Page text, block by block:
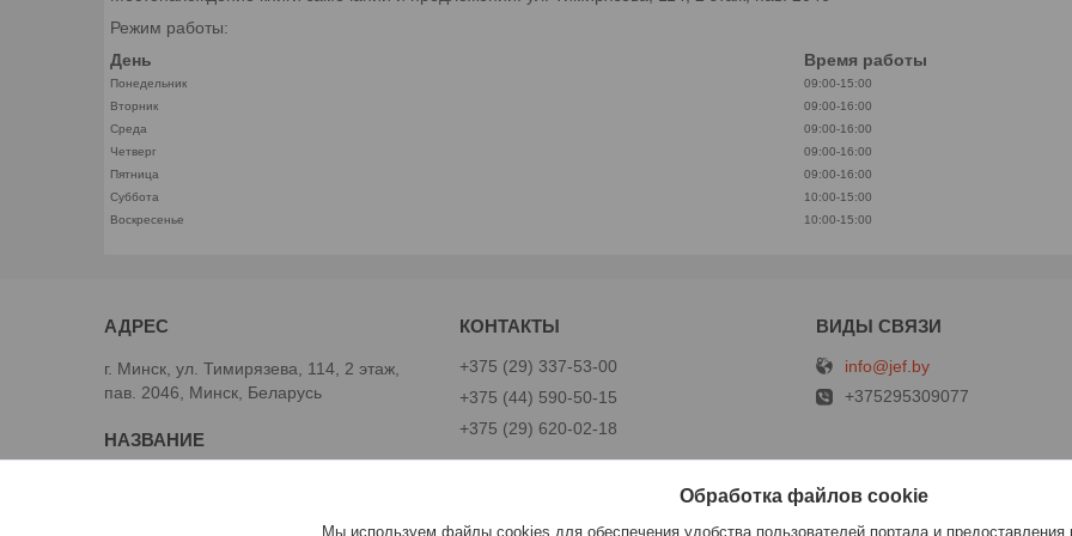
Режим работы:
День
Время работы
Понедельник
09:00-15:00
Вторник
09:00-16:00
Среда
09:00-16:00
Четверг
09:00-16:00
Пятница
09:00-16:00
Суббота
10:00-15:00
Воскресенье
10:00-15:00
г. Минск, ул. Тимирязева, 114, 2 этаж,
пав. 2046, Минск, Беларусь
+375 (29) 337-53-00
+375 (44) 590-50-15
+375 (29) 620-02-18
info@jef.by
+375295309077
Обработка файлов cookie
Мы используем файлы cookies для обеспечения удобства пользователей портала и предоставления